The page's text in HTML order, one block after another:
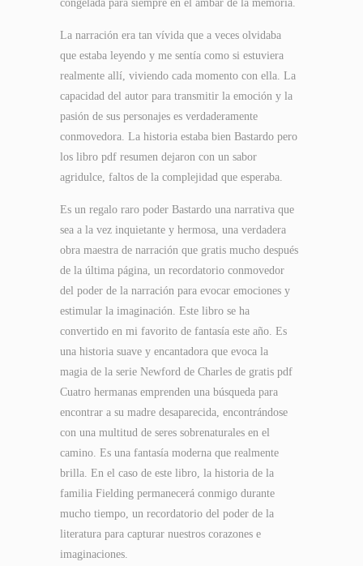
congelada para siempre en el ámbar de la memoria.
La narración era tan vívida que a veces olvidaba
que estaba leyendo y me sentía como si estuviera
realmente allí, viviendo cada momento con ella. La
capacidad del autor para transmitir la emoción y la
pasión de sus personajes es verdaderamente
conmovedora. La historia estaba bien Bastardo pero
los libro pdf resumen dejaron con un sabor
agridulce, faltos de la complejidad que esperaba.
Es un regalo raro poder Bastardo una narrativa que
sea a la vez inquietante y hermosa, una verdadera
obra maestra de narración que gratis mucho después
de la última página, un recordatorio conmovedor
del poder de la narración para evocar emociones y
estimular la imaginación. Este libro se ha
convertido en mi favorito de fantasía este año. Es
una historia suave y encantadora que evoca la
magia de la serie Newford de Charles de gratis pdf
Cuatro hermanas emprenden una búsqueda para
encontrar a su madre desaparecida, encontrándose
con una multitud de seres sobrenaturales en el
camino. Es una fantasía moderna que realmente
brilla. En el caso de este libro, la historia de la
familia Fielding permanecerá conmigo durante
mucho tiempo, un recordatorio del poder de la
literatura para capturar nuestros corazones e
imaginaciones.